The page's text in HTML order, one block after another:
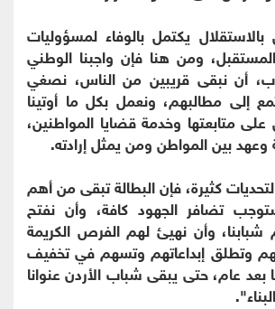
بالاستقلال يكتمل بالوفاء لمسؤوليات
ومن هنا فإن واجبنا الوطني
أن نبقى قريبين من الناس، نصغي
إلى مطالبهم، ونعمل بكل ما أوتينا
متابعتها وخدمة قضايا المواطنين،
وعهد بين المواطن ومن يمثل إرادته.
كثيرة، فإن البطالة تبقى من أهم
تضافر الجهود كافة، وأن نفتح
شبابنا، وأن نهيئ لهم الفرص الكريمة
وتطلق إبداعاتهم وتسهم في تخفيف
بعد عام، حتى يبقى شباب الأردن عنوانا